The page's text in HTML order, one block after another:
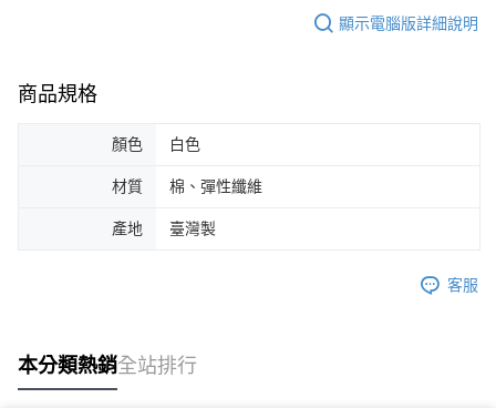
顯示電腦版詳細說明
商品規格
顏色 白色
材質 棉、彈性纖維
產地 臺灣製
客服
本分類熱銷全站排行